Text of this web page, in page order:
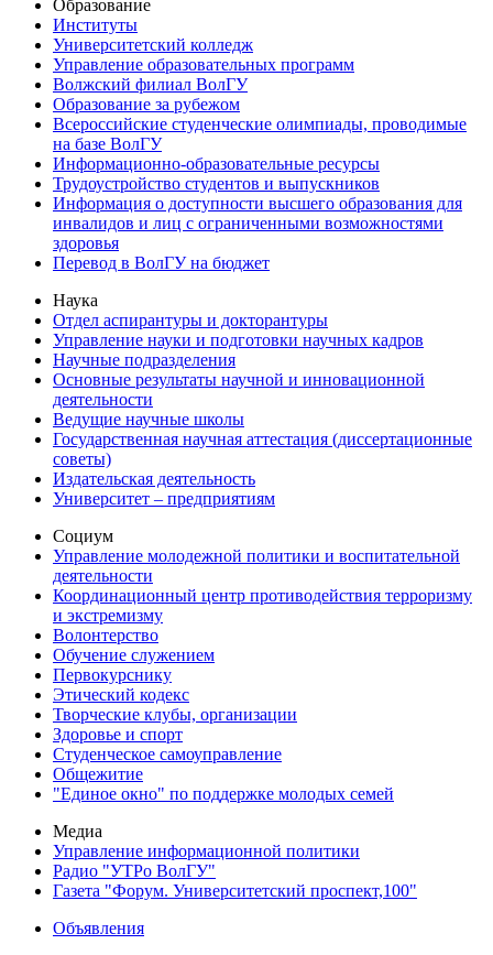
Образование
Институты
Университетский колледж
Управление образовательных программ
Волжский филиал ВолГУ
Образование за рубежом
Всероссийские студенческие олимпиады, проводимые
на базе ВолГУ
Информационно-образовательные ресурсы
Трудоустройство студентов и выпускников
Информация о доступности высшего образования для
инвалидов и лиц с ограниченными возможностями
здоровья
Перевод в ВолГУ на бюджет
Наука
Отдел аспирантуры и докторантуры
Управление науки и подготовки научных кадров
Научные подразделения
Основные результаты научной и инновационной
деятельности
Ведущие научные школы
Государственная научная аттестация (диссертационные
советы)
Издательская деятельность
Университет – предприятиям
Социум
Управление молодежной политики и воспитательной
деятельности
Координационный центр противодействия терроризму
и экстремизму
Волонтерство
Обучение служением
Первокурснику
Этический кодекс
Творческие клубы, организации
Здоровье и спорт
Студенческое самоуправление
Общежитие
"Единое окно" по поддержке молодых семей
Медиа
Управление информационной политики
Радио "УТРо ВолГУ"
Газета "Форум. Университетский проспект,100"
Объявления